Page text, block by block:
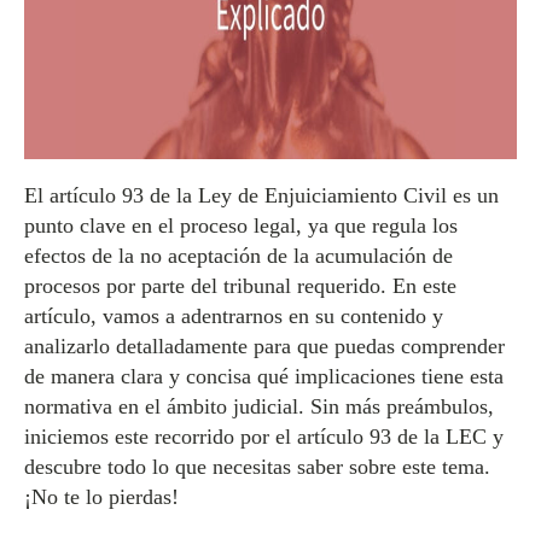
El artículo 93 de la Ley de Enjuiciamiento Civil es un
punto clave en el proceso legal, ya que regula los
efectos de la no aceptación de la acumulación de
procesos por parte del tribunal requerido. En este
artículo, vamos a adentrarnos en su contenido y
analizarlo detalladamente para que puedas comprender
de manera clara y concisa qué implicaciones tiene esta
normativa en el ámbito judicial. Sin más preámbulos,
iniciemos este recorrido por el artículo 93 de la LEC y
descubre todo lo que necesitas saber sobre este tema.
¡No te lo pierdas!